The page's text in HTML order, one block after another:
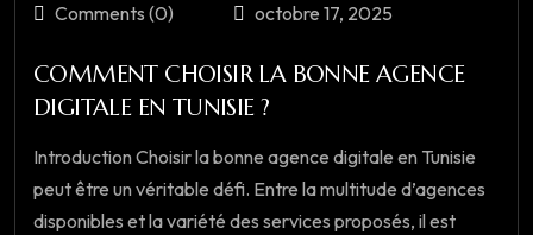
Comments (0) octobre 17, 2025
COMMENT CHOISIR LA BONNE AGENCE
DIGITALE EN TUNISIE ?
Introduction Choisir la bonne agence digitale en Tunisie
peut être un véritable défi. Entre la multitude d’agences
disponibles et la variété des services proposés, il est